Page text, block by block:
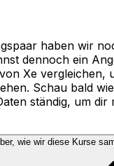
haben wir
dennoch ein
Xe vergleichen,
Schau bald
ständig, um dir
wie wir diese Kurse